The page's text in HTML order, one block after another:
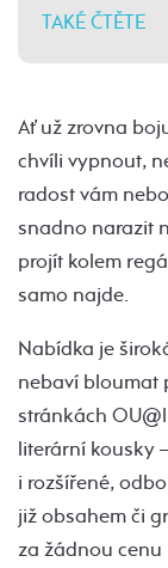
TAKÉ ČTĚTE
Ať už zrovna
chvíli vypnout,
radost vám
snadno narazit
projít kolem
samo najde.
Nabídka je
nebaví bloumat
stránkách
literární kousky
i rozšířené,
již obsahem či
za žádnou